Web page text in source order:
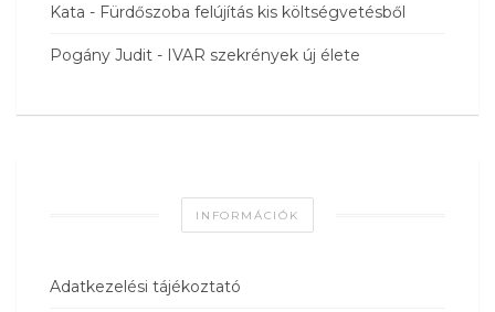
Kata - Fürdőszoba felújítás kis költségvetésből
Pogány Judit - IVAR szekrények új élete
INFORMÁCIÓK
Adatkezelési tájékoztató